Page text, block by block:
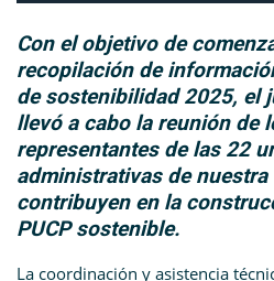
Con el objetivo de
recopilación de
de sostenibilidad 2025, el
llevó a cabo la reunión de
representantes de las 22
administrativas de
contribuyen en la
PUCP sostenible.
La coordinación y asistencia